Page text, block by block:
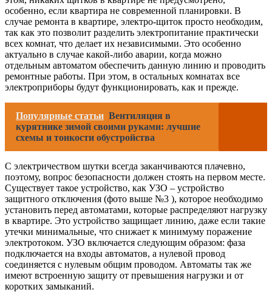
особенно, если квартира не современной планировки. В
случае ремонта в квартире, электро-щиток просто необходим,
так как это позволит разделить электропитание практически
всех комнат, что делает их независимыми. Это особенно
актуально в случае какой-либо аварии, когда можно
отдельным автоматом обеспечить данную линию и проводить
ремонтные работы. При этом, в остальных комнатах все
электроприборы будут функционировать, как и прежде.
Популярные статьи Вентиляция в
курятнике зимой своими руками: лучшие
схемы и тонкости обустройства
С электричеством шутки всегда заканчиваются плачевно,
поэтому, вопрос безопасности должен стоять на первом месте.
Существует такое устройство, как УЗО – устройство
защитного отключения (фото выше №3 ), которое необходимо
установить перед автоматами, которые распределяют нагрузку
в квартире. Это устройство защищает линию, даже если такие
утечки минимальные, что снижает к минимуму поражение
электротоком. УЗО включается следующим образом: фаза
подключается на входы автоматов, а нулевой провод
соединяется с нулевым общим проводом. Автоматы так же
имеют встроенную защиту от превышения нагрузки и от
коротких замыканий.